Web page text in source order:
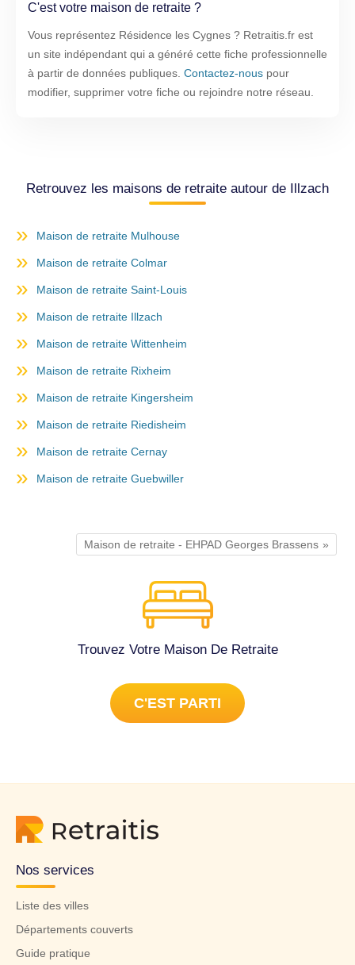
C'est votre maison de retraite ?
Vous représentez Résidence les Cygnes ? Retraitis.fr est
un site indépendant qui a généré cette fiche professionnelle
à partir de données publiques. Contactez-nous pour
modifier, supprimer votre fiche ou rejoindre notre réseau.
Retrouvez les maisons de retraite autour de Illzach
Maison de retraite Mulhouse
Maison de retraite Colmar
Maison de retraite Saint-Louis
Maison de retraite Illzach
Maison de retraite Wittenheim
Maison de retraite Rixheim
Maison de retraite Kingersheim
Maison de retraite Riedisheim
Maison de retraite Cernay
Maison de retraite Guebwiller
Maison de retraite - EHPAD Georges Brassens
Trouvez Votre Maison De Retraite
C'EST PARTI
Nos services
Liste des villes
Départements couverts
Guide pratique